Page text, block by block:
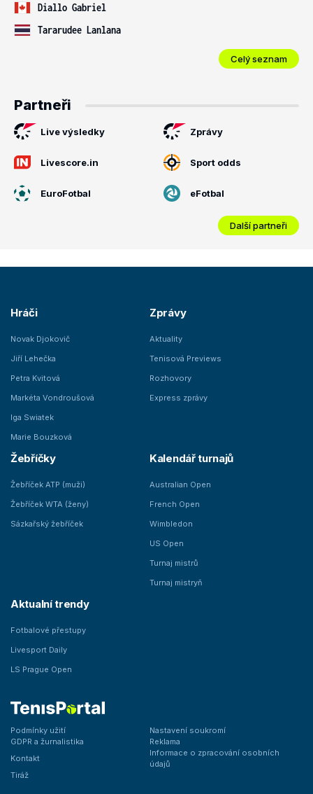
Diallo Gabriel
Tararudee Lanlana
Celý seznam
Partneři
Live výsledky Zprávy
Livescore.in Sport odds
EuroFotbal eFotbal
Další partneři
Hráči
Novak Djokovič
Jiří Lehečka
Petra Kvitová
Markéta Vondroušová
Iga Swiatek
Marie Bouzková
Zprávy
Aktuality
Tenisová Previews
Rozhovory
Express zprávy
Žebříčky
Žebříček ATP (muži)
Žebříček WTA (ženy)
Sázkařský žebříček
Kalendář turnajů
Australian Open
French Open
Wimbledon
US Open
Turnaj mistrů
Turnaj mistryň
Aktualní trendy
Fotbalové přestupy
Livesport Daily
LS Prague Open
Podmínky užití
Nastavení soukromí
GDPR a žurnalistika
Reklama
Kontakt
Informace o zpracování osobních
údajů
Tiráž